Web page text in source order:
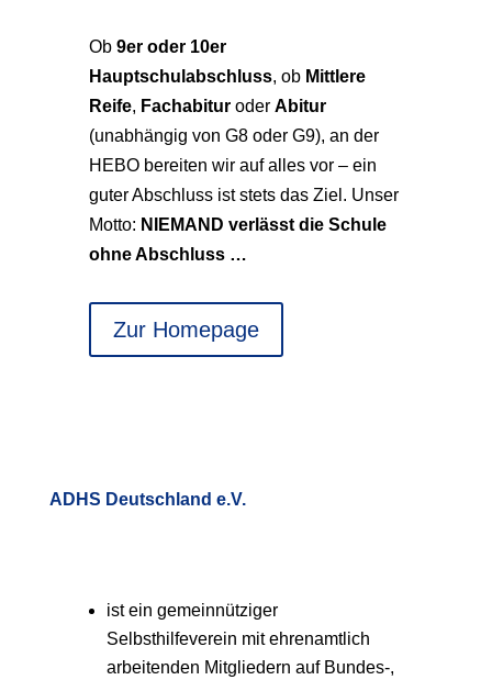
Ob 9er oder 10er
Hauptschulabschluss, ob Mittlere
Reife, Fachabituroder Abitur
(unabhängig von G8 oder G9), an der
HEBO bereiten wir auf alles vor – ein
guter Abschluss ist stets das Ziel. Unser
Motto: NIEMAND verlässt die Schule
ohne Abschluss …
Zur Homepage
ADHS Deutschland e.V.
ist ein gemeinnütziger
Selbsthilfeverein mit ehrenamtlich
arbeitenden Mitgliedern auf Bundes-,